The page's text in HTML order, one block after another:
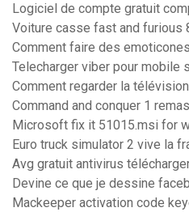
Logiciel de compte gratuit
Voiture casse fast and furious
Comment faire des
Telecharger viber pour mobile
Comment regarder la
Command and conquer 1
Microsoft fix it 51015.msi for
Euro truck simulator 2 vive la
Avg gratuit antivirus
Devine ce que je dessine
Mackeeper activation code